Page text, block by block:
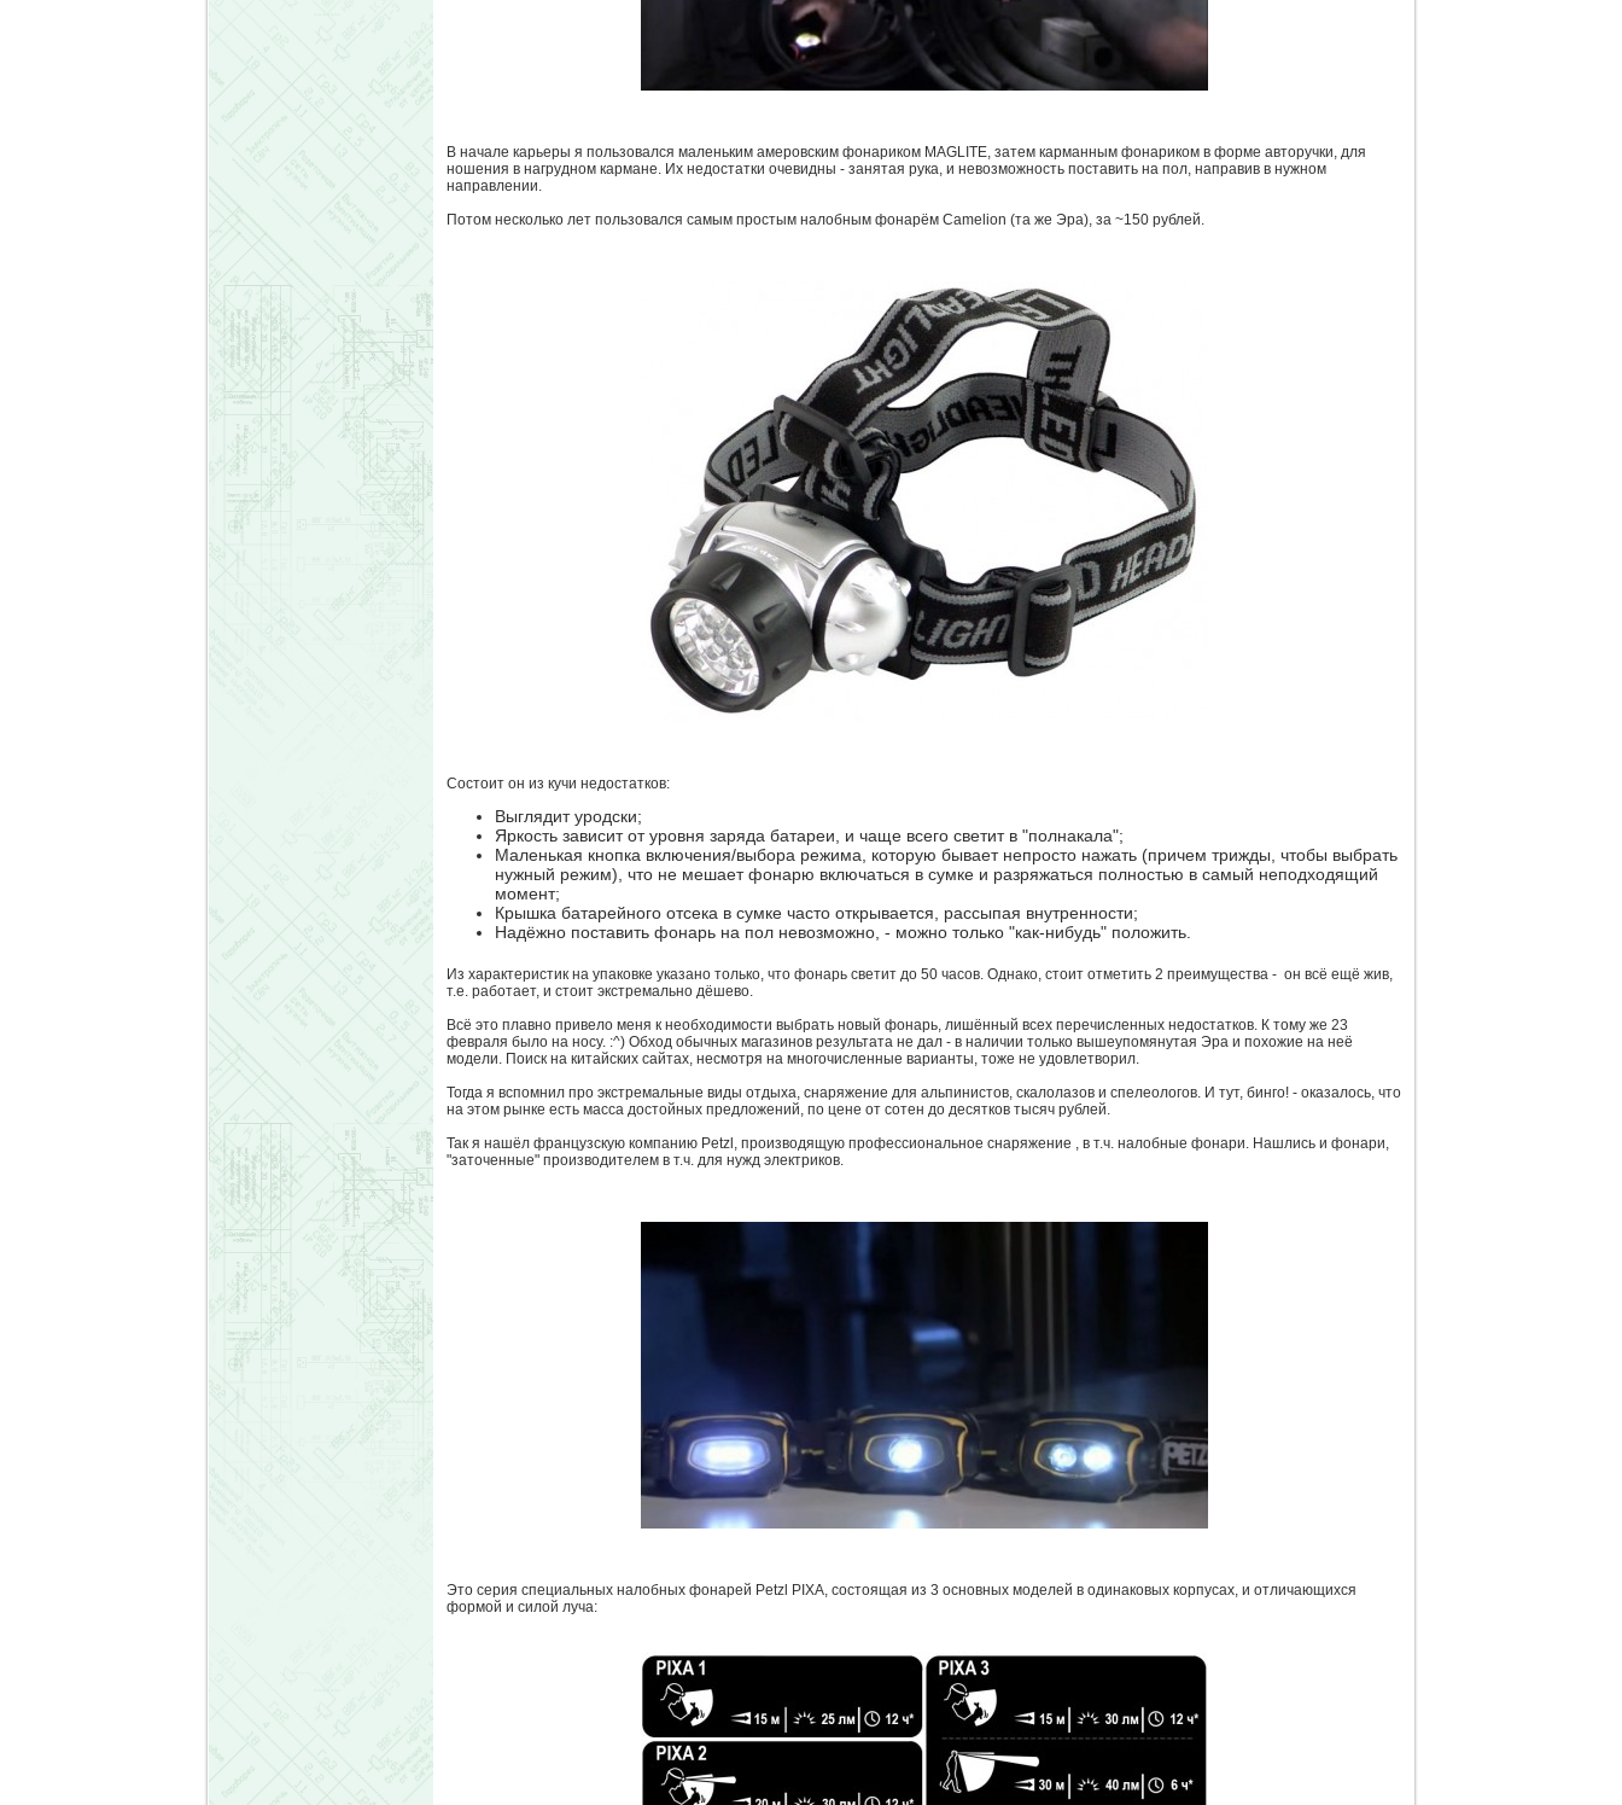
В начале карьеры я пользовался маленьким амеровским фонариком MAGLITE, затем карманным фонариком в форме авторучки, для
ношения в нагрудном кармане. Их недостатки очевидны - занятая рука, и невозможность поставить на пол, направив в нужном
направлении.
Потом несколько лет пользовался самым простым налобным фонарём Camelion (та же Эра), за ~150 рублей.
Состоит он из кучи недостатков:
Выглядит уродски;
Яркость зависит от уровня заряда батареи, и чаще всего светит в "полнакала";
Маленькая кнопка включения/выбора режима, которую бывает непросто нажать (причем трижды, чтобы выбрать
нужный режим), что не мешает фонарю включаться в сумке и разряжаться полностью в самый неподходящий
момент;
Крышка батарейного отсека в сумке часто открывается, рассыпая внутренности;
Надёжно поставить фонарь на пол невозможно, - можно только "как-нибудь" положить.
Из характеристик на упаковке указано только, что фонарь светит до 50 часов. Однако, стоит отметить 2 преимущества - он всё ещё жив,
т.е. работает, и стоит экстремально дёшево.
Всё это плавно привело меня к необходимости выбрать новый фонарь, лишённый всех перечисленных недостатков. К тому же 23
февраля было на носу. :^) Обход обычных магазинов результата не дал - в наличии только вышеупомянутая Эра и похожие на неё
модели. Поиск на китайских сайтах, несмотря на многочисленные варианты, тоже не удовлетворил.
Тогда я вспомнил про экстремальные виды отдыха, снаряжение для альпинистов, скалолазов и спелеологов. И тут, бинго! - оказалось, что
на этом рынке есть масса достойных предложений, по цене от сотен до десятков тысяч рублей.
Так я нашёл французскую компанию Petzl, производящую профессиональное снаряжение , в т.ч. налобные фонари. Нашлись и фонари,
"заточенные" производителем в т.ч. для нужд электриков.
Это серия специальных налобных фонарей Petzl PIXA, состоящая из 3 основных моделей в одинаковых корпусах, и отличающихся
формой и силой луча: